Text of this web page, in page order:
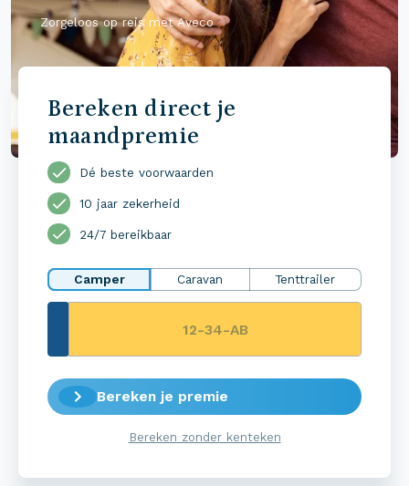
Zorgeloos op reis met Aveco
Bereken direct je
maandpremie
Dé beste voorwaarden
10 jaar zekerheid
24/7 bereikbaar
Camper Caravan Tenttrailer
Bereken je premie
Bereken zonder kenteken